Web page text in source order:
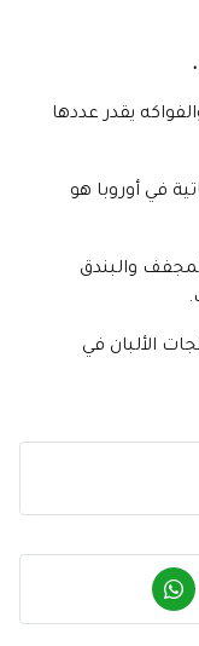
يقدر عددها
في أوروبا هو
والبندق
الألبان في